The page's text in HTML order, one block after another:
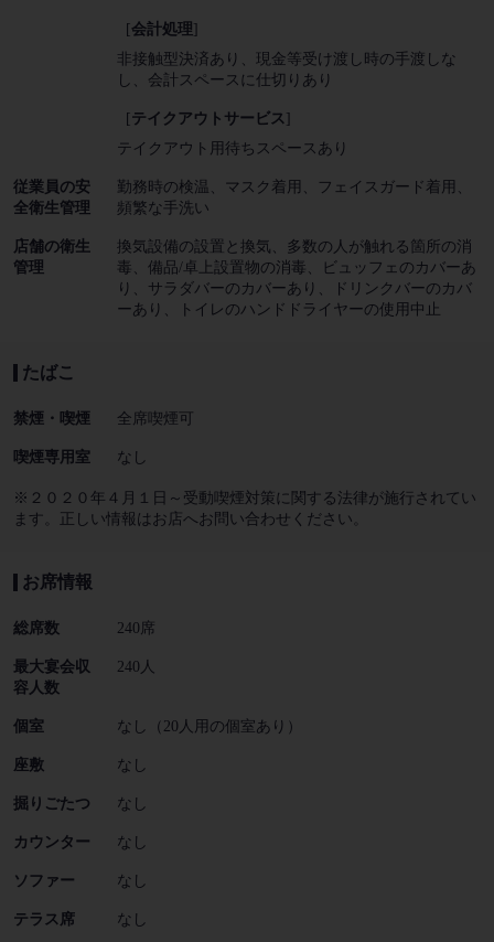
[会計処理]
非接触型決済あり
現金等受け渡し時の手渡しな
し
会計スペースに仕切りあり
[テイクアウトサービス ]
テイクアウト用待ちスペースあり
従業員の安
全衛生管理
勤務時の検温 マスク着用
フェイスガード着用
頻繁な手洗い
店舗の衛生
管理
換気設備の設置と換気
多数の人が触れる箇所の消
毒
備品/卓上設置物の消毒
ビュッフェのカバーあ
り
サラダバーのカバーあり
ドリンクバーのカバ
ーあり
トイレのハンドドライヤーの使用中止
たばこ
禁煙・喫煙 全席喫煙可
喫煙専用室 なし
※２０２０年４月１日～受動喫煙対策に関する法律が施行されてい
ます。正しい情報はお店へお問い合わせください。
お席情報
総席数 240席
最大宴会収
容人数
240人
個室 なし（20人用の個室あり）
座敷 なし
掘りごたつ なし
カウンター なし
ソファー なし
テラス席 なし